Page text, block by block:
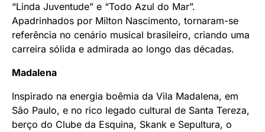
“Linda Juventude” e “Todo Azul do Mar”.
Apadrinhados por Milton Nascimento, tornaram-se
referência no cenário musical brasileiro, criando uma
carreira sólida e admirada ao longo das décadas.
Madalena
Inspirado na energia boêmia da Vila Madalena, em
São Paulo, e no rico legado cultural de Santa Tereza,
berço do Clube da Esquina, Skank e Sepultura, o